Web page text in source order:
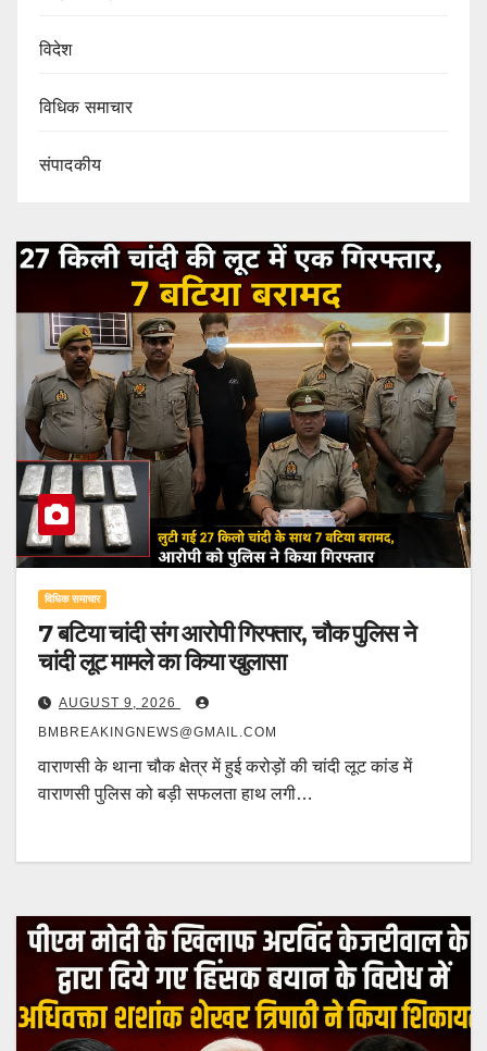
विदेश
विधिक समाचार
संपादकीय
विधिक समाचार
7 बटिया चांदी संग आरोपी गिरफ्तार, चौक पुलिस ने
चांदी लूट मामले का किया खुलासा
AUGUST 9, 2026
BMBREAKINGNEWS@GMAIL.COM
वाराणसी के थाना चौक क्षेत्र में हुई करोड़ों की चांदी लूट कांड में
वाराणसी पुलिस को बड़ी सफलता हाथ लगी…